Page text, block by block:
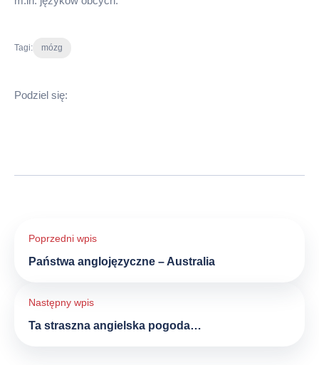
Tagi: mózg
Podziel się:
wpisu
Państwa anglojęzyczne – Australia
Ta straszna angielska pogoda…